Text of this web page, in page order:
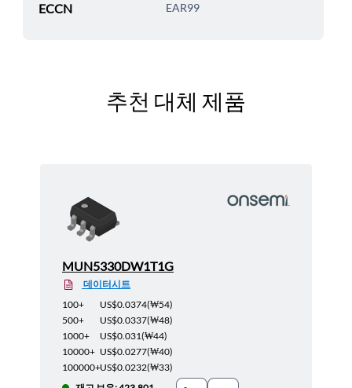
ECCN EAR99
추천 대체 제품
MUN5330DW1T1G
데이터시트
100+
US$0.0374(₩54)
500+
US$0.0337(₩48)
1000+
US$0.031(₩44)
10000+ US$0.0277(₩40)
100000+US$0.0232(₩33)